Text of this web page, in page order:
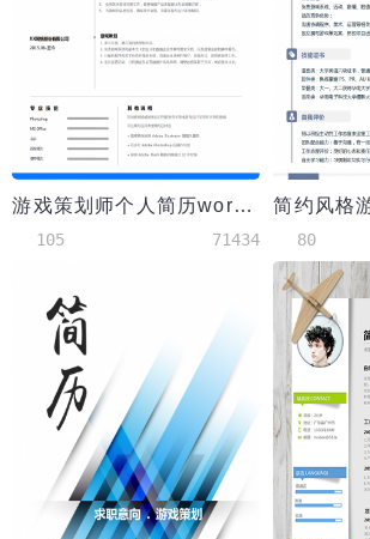
游戏策划师个人简历word模板
105 71434 80